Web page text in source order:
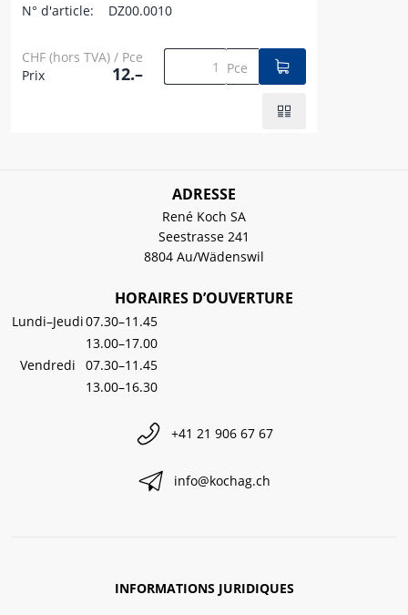
N° d'article: DZ00.0010
CHF (hors TVA) / Pce
Prix
12.– Pce
ADRESSE
René Koch SA
Seestrasse 241
8804 Au/Wädenswil
HORAIRES D’OUVERTURE
Lundi–Jeudi07.30–11.45
13.00–17.00
Vendredi
07.30–11.45
13.00–16.30
+41 21 906 67 67
info@kochag.ch
INFORMATIONS JURIDIQUES